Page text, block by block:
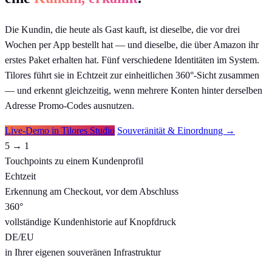
Die Kundin, die heute als Gast kauft, ist dieselbe, die vor drei
Wochen per App bestellt hat — und dieselbe, die über Amazon ihr
erstes Paket erhalten hat. Fünf verschiedene Identitäten im System.
Tilores führt sie in Echtzeit zur einheitlichen 360°-Sicht zusammen
— und erkennt gleichzeitig, wenn mehrere Konten hinter derselben
Adresse Promo-Codes ausnutzen.
Live-Demo in Tilores Studio Souveränität & Einordnung →
5 → 1
Touchpoints zu einem Kundenprofil
Echtzeit
Erkennung am Checkout, vor dem Abschluss
360°
vollständige Kundenhistorie auf Knopfdruck
DE/EU
in Ihrer eigenen souveränen Infrastruktur